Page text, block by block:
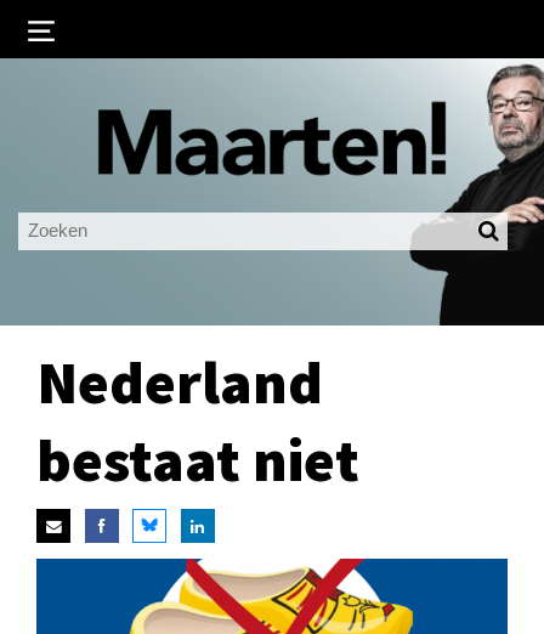
Ingelogd blijven
LOGIN
Nederland
bestaat niet